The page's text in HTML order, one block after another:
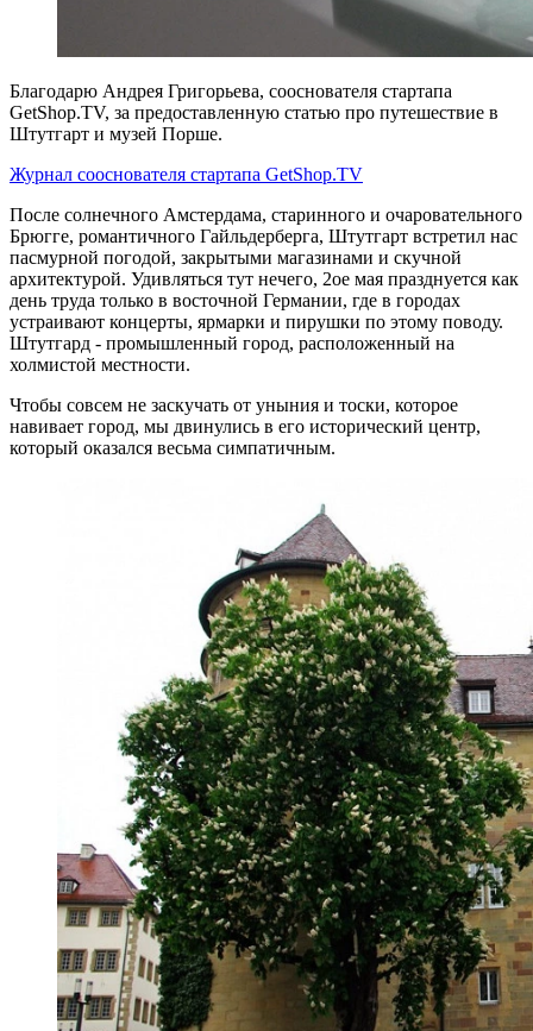
Благодарю Андрея Григорьева, сооснователя стартапа
GetShop.TV, за предоставленную статью про путешествие в
Штутгарт и музей Порше.
Журнал сооснователя стартапа GetShop.TV
После солнечного Амстердама, старинного и очаровательного
Брюгге, романтичного Гайльдерберга, Штутгарт встретил нас
пасмурной погодой, закрытыми магазинами и скучной
архитектурой. Удивляться тут нечего, 2ое мая празднуется как
день труда только в восточной Германии, где в городах
устраивают концерты, ярмарки и пирушки по этому поводу.
Штутгард - промышленный город, расположенный на
холмистой местности.
Чтобы совсем не заскучать от уныния и тоски, которое
навивает город, мы двинулись в его исторический центр,
который оказался весьма симпатичным.